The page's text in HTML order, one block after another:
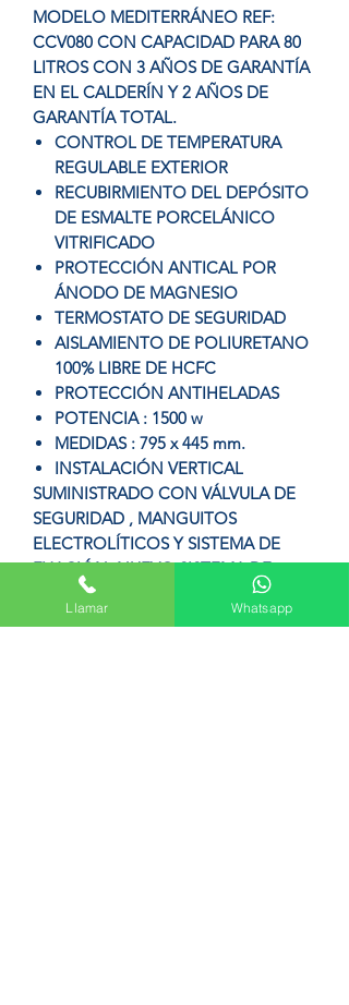
MODELO MEDITERRÁNEO REF:
CCV080 CON CAPACIDAD PARA 80
LITROS CON 3 AÑOS DE GARANTÍA
EN EL CALDERÍN Y 2 AÑOS DE
GARANTÍA TOTAL.
CONTROL DE TEMPERATURA
REGULABLE EXTERIOR
RECUBIRMIENTO DEL DEPÓSITO
DE ESMALTE PORCELÁNICO
VITRIFICADO
PROTECCIÓN ANTICAL POR
ÁNODO DE MAGNESIO
TERMOSTATO DE SEGURIDAD
AISLAMIENTO DE POLIURETANO
100% LIBRE DE HCFC
PROTECCIÓN ANTIHELADAS
POTENCIA : 1500 w
MEDIDAS : 795 x 445 mm.
INSTALACIÓN VERTICAL
SUMINISTRADO CON VÁLVULA DE
SEGURIDAD , MANGUITOS
ELECTROLÍTICOS Y SISTEMA DE
FIJACIÓN. NUEVO SISTEMA DE
PROTECCIÓN ANTICORROSIVA
MEDIANTE ÁNODO DE MAGNESIO
Llamar Whatsapp